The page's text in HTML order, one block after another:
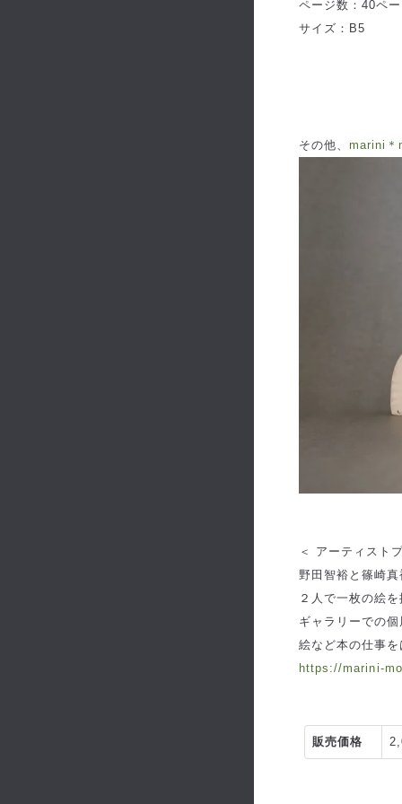
ページ数：40ペ
サイズ：B5
その他、marini＊
＜ アーティスト
野田智裕と篠崎
２人で一枚の絵
ギャラリーでの
絵など本の仕事
https://marini-
販売価格